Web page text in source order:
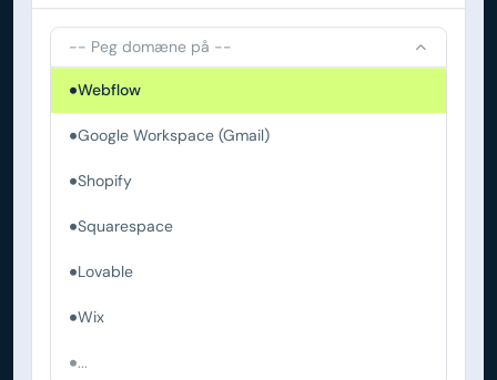
-- Peg domæne på --
Webflow
Google Workspace (Gmail)
Shopify
Squarespace
Lovable
Wix
...